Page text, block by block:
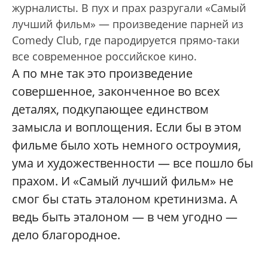
журналисты. В пух и прах разругали «Самый
лучший фильм» — произведение парней из
Comedy Club, где пародируется прямо-таки
все современное российское кино.
А по мне так это произведение
совершенное, законченное во всех
деталях, подкупающее единством
замысла и воплощения. Если бы в этом
фильме было хоть немного остроумия,
ума и художественности — все пошло бы
прахом. И «Самый лучший фильм» не
смог бы стать эталоном кретинизма. А
ведь быть эталоном — в чем угодно —
дело благородное.